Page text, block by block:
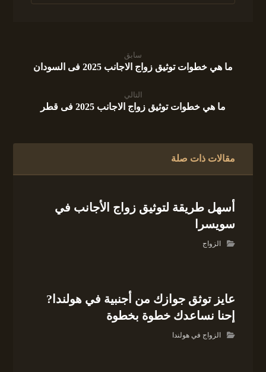
سابق
ما هي خطوات توثيق زواج الاجانب 2025 فى السودان
التالي
ما هي خطوات توثيق زواج الاجانب 2025 فى قطر
مقالات ذات صلة
أسهل طريقة لتوثيق زواج الأجانب في
سويسرا
الزواج
عايز توثق جوازك من أجنبية في هولندا?
إحنا نساعدك خطوة بخطوة
الزواج في هولندا